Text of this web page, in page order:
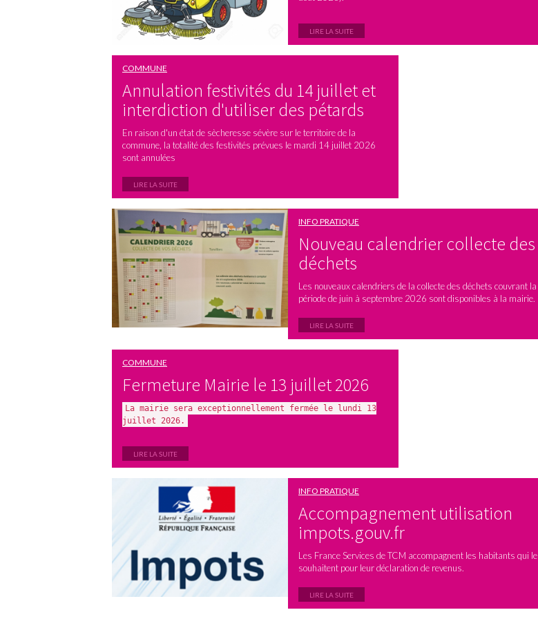
LIRE LA SUITE
COMMUNE
Annulation festivités du 14 juillet et
interdiction d'utiliser des pétards
En raison d'un état de sècheresse sévère sur le territoire de la
commune, la totalité des festivités prévues le mardi 14 juillet 2026
sont annulées
LIRE LA SUITE
INFO PRATIQUE
Nouveau calendrier collecte des
déchets
Les nouveaux calendriers de la collecte des déchets couvrant la
période de juin à septembre 2026 sont disponibles à la mairie.
LIRE LA SUITE
COMMUNE
Fermeture Mairie le 13 juillet 2026
La mairie sera exceptionnellement fermée le lundi 13
juillet 2026.
LIRE LA SUITE
INFO PRATIQUE
Accompagnement utilisation
impots.gouv.fr
Les France Services de TCM accompagnent les habitants qui le
souhaitent pour leur déclaration de revenus.
LIRE LA SUITE